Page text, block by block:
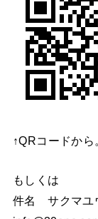
↑QRコードから
もしくは
件名 サクマユ